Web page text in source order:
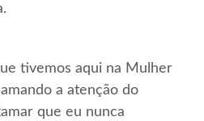
tivemos aqui na Mulher
a atenção do
que eu nunca